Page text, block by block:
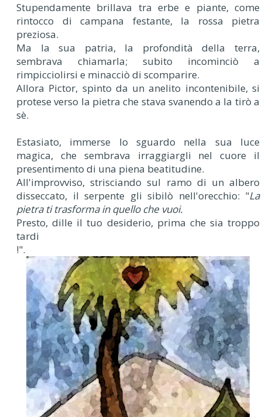
Stupendamente brillava tra erbe e piante, come
rintocco di campana festante, la rossa pietra
preziosa.
Ma la sua patria, la profondità della terra,
sembrava chiamarla; subito incominciò a
rimpicciolirsi e minacciò di scomparire.
Allora Pictor, spinto da un anelito incontenibile, si
protese verso la pietra che stava svanendo a la tirò a
sè.
Estasiato, immerse lo sguardo nella sua luce
magica, che sembrava irraggiargli nel cuore il
presentimento di una piena beatitudine.
All'improvviso, strisciando sul ramo di un albero
disseccato, il serpente gli sibilò nell'orecchio: "La
pietra ti trasforma in quello che vuoi.
Presto, dille il tuo desiderio, prima che sia troppo
tardi
!".